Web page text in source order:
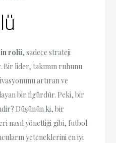
rolü, sadece strateji
Bir lider, takımın ruhunu
artıran ve
bir figürdür. Peki, bir
Düşünün ki, bir
nasıl yönettiği gibi, futbol
yeteneklerini en iyi